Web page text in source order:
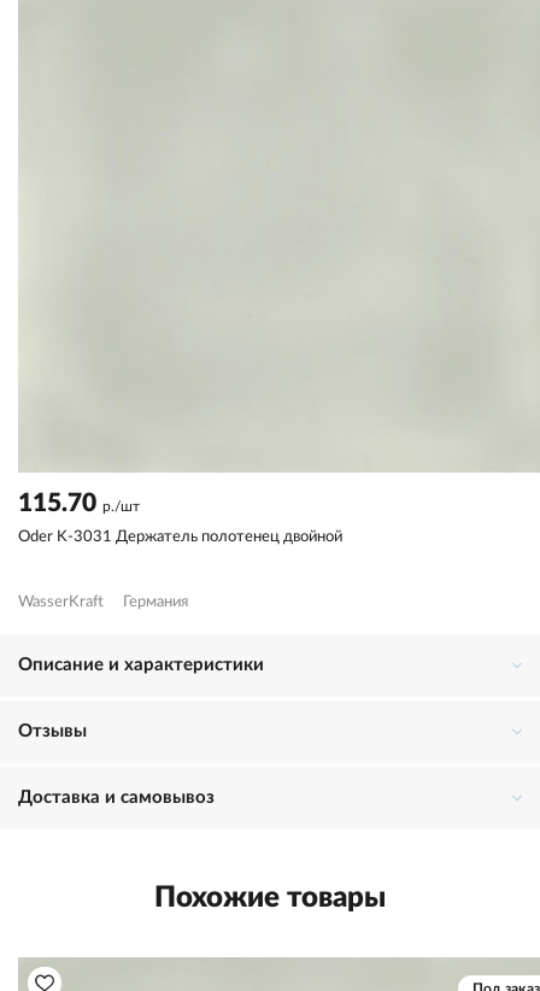
115.70 р./шт
Oder K-3031 Держатель полотенец двойной
WasserKraft Германия
Описание и характеристики
Отзывы
Доставка и самовывоз
Похожие товары
Под заказ